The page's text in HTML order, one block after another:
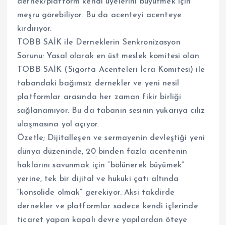
meşru görebiliyor. Bu da acenteyi acenteye
kırdırıyor.
​TOBB SAİK ile Derneklerin Senkronizasyon
Sorunu: Yasal olarak en üst meslek komitesi olan
TOBB SAİK (Sigorta Acenteleri İcra Komitesi) ile
tabandaki bağımsız dernekler ve yeni nesil
platformlar arasında her zaman fikir birliği
sağlanamıyor. Bu da tabanın sesinin yukarıya cılız
ulaşmasına yol açıyor.
​Özetle; Dijitalleşen ve sermayenin devleştiği yeni
dünya düzeninde, 20 binden fazla acentenin
haklarını savunmak için “bölünerek büyümek”
yerine, tek bir dijital ve hukuki çatı altında
“konsolide olmak” gerekiyor. Aksi takdirde
dernekler ve platformlar sadece kendi içlerinde
ticaret yapan kapalı devre yapılardan öteye